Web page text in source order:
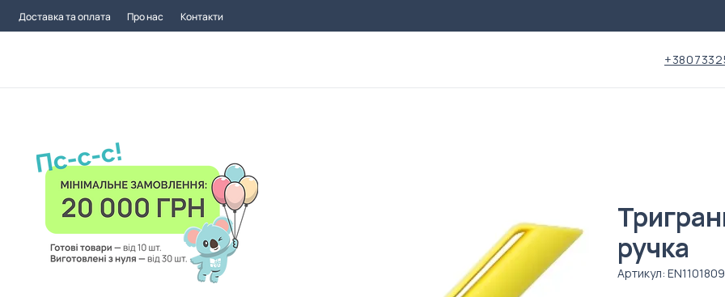
Доставка та оплата Про нас Контакти
ручка
Артикул: